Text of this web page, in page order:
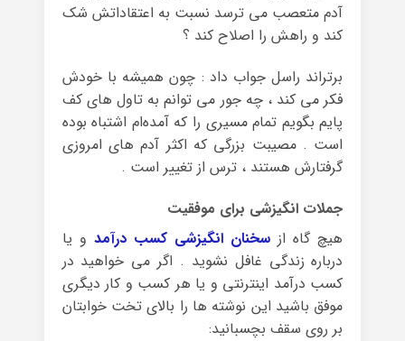
ﺁﺩﻡ ﻣﺘﻌﺼﺐ ﻣﯽ ﺗﺮﺳﺪ ﻧﺴﺒﺖ ﺑﻪ ﺍﻋﺘﻘﺎﺩﺍﺗﺶ ﺷﮏ
ﮐﻨﺪ ﻭ ﺭﺍﻫﺶ ﺭﺍ ﺍﺻﻼﺡ ﮐﻨﺪ ؟
ﺑﺮﺗﺮﺍﻧﺪ ﺭﺍﺳﻞ ﺟﻮﺍﺏ داد : ﭼﻮﻥ ﻫﻤﯿﺸﻪ ﺑﺎ ﺧﻮﺩش
ﻓﮑﺮ ﻣﯽ ﮐﻨﺪ ، ﭼﻪ ﺟﻮﺭ ﻣﯽ ﺗﻮﺍﻧﻢ ﺑﻪ ﺗﺎﻭل های ﮐﻒ
ﭘﺎﯾﻢ ﺑﮕﻮﯾﻢ ﺗﻤﺎﻡ ﻣﺴﯿﺮﯼ ﺭﺍ ﮐﻪ ﺁﻣﺪﻩﺍﻡ ﺍﺷﺘﺒﺎﻩ ﺑﻮﺩﻩ
ﺍﺳﺖ . ﻣﺼﯿﺒﺖ ﺑﺰﺭگی ﮐﻪ ﺍﮐﺜﺮ ﺁﺩﻡ ﻫﺎﯼ ﺍﻣﺮﻭﺯﯼ
ﮔﺮﻓﺘﺎﺭﺵ هستند ، ترس از تغییر است .
جملات انگیزشی برای موفقیت
هیچ گاه از سخنان انگیزشی کسب درآمد و یا
درباره زندگی غافل نشوید . اگر می خواهید در
کسب درآمد اینترنتی و یا هر کسب و کار دیگری
موفق باشید این نوشته ها را بالای تخت خوابتان
بر روی سقف بچسبانید: